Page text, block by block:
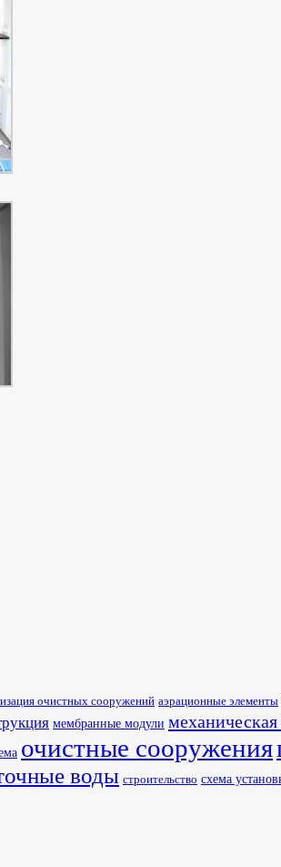
очистных сооружений аэрационные элементы
мембранные модули механическая
очистные сооружения
воды строительство схема